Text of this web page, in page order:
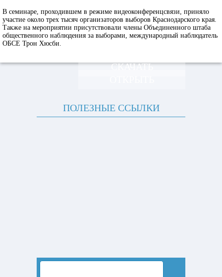
В семинаре, проходившем в режиме видеоконференцсвязи, приняло
участие около трех тысяч организаторов выборов Краснодарского края.
Также на мероприятии присутствовали члены Объединенного штаба
общественного наблюдения за выборами, международный наблюдатель
ОБСЕ Трон Хюсби.
СКАЧАТЬ
ПОЛЕЗНЫЕ ССЫЛКИ